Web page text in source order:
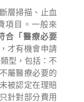
層掃描、止血
項目。一般來
合「醫療必要
，才有機會申請
型，包括：不
屬醫療必要的
被認定在理賠
針對部分費用